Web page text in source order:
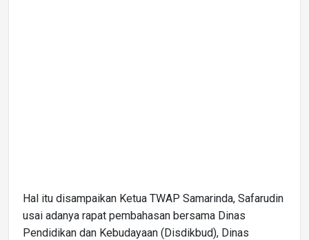
Hal itu disampaikan Ketua TWAP Samarinda, Safarudin
usai adanya rapat pembahasan bersama Dinas
Pendidikan dan Kebudayaan (Disdikbud), Dinas